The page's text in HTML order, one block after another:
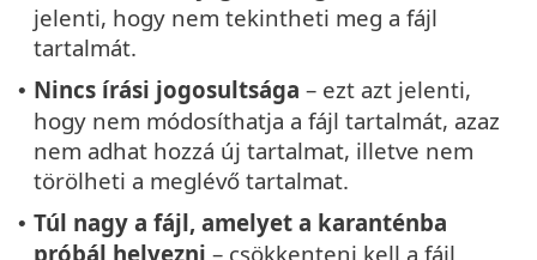
jelenti, hogy nem tekintheti meg a fájl
tartalmát.
• Nincs írási jogosultsága – ezt azt jelenti,
hogy nem módosíthatja a fájl tartalmát, azaz
nem adhat hozzá új tartalmat, illetve nem
törölheti a meglévő tartalmat.
• Túl nagy a fájl, amelyet a karanténba
próbál helyezni – csökkenteni kell a fájl